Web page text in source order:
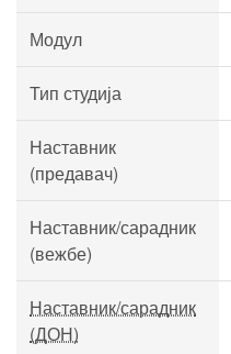
Модул
Тип студија
Наставник
(предавач)
Наставник/сарадник
(вежбе)
Наставник/сарадник
(ДОН)